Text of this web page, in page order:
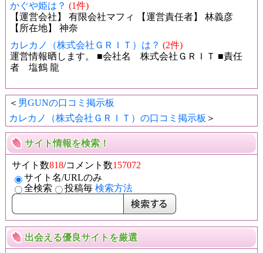
かぐや姫は？ (1件)
【運営会社】 有限会社マフィ 【運営責任者】 林義彦
【所在地】 神奈
カレカノ（株式会社ＧＲＩＴ）は？ (2件)
運営情報晒します。 ■会社名 株式会社ＧＲＩＴ ■責任
者 塩鶴 龍
＜ 男GUNの口コミ掲示板
カレカノ（株式会社ＧＲＩＴ）の口コミ掲示板 ＞
サイト情報を検索！
サイト数818/コメント数157072
サイト名/URLのみ
全検索
投稿毎 検索方法
出会える優良サイトを厳選